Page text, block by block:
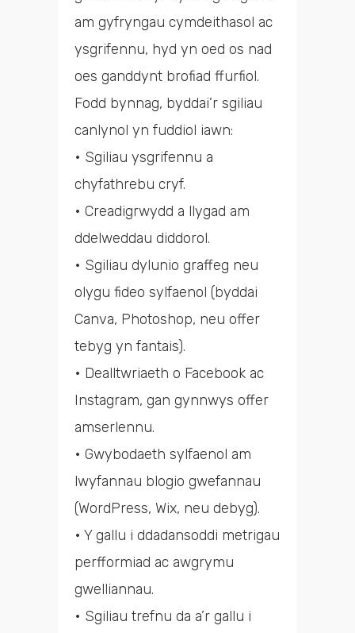
am gyfryngau cymdeithasol ac
ysgrifennu, hyd yn oed os nad
oes ganddynt brofiad ffurfiol.
Fodd bynnag, byddai’r sgiliau
canlynol yn fuddiol iawn:
• Sgiliau ysgrifennu a
chyfathrebu cryf.
• Creadigrwydd a llygad am
ddelweddau diddorol.
• Sgiliau dylunio graffeg neu
olygu fideo sylfaenol (byddai
Canva, Photoshop, neu offer
tebyg yn fantais).
• Dealltwriaeth o Facebook ac
Instagram, gan gynnwys offer
amserlennu.
• Gwybodaeth sylfaenol am
lwyfannau blogio gwefannau
(WordPress, Wix, neu debyg).
• Y gallu i ddadansoddi metrigau
perfformiad ac awgrymu
gwelliannau.
• Sgiliau trefnu da a’r gallu i